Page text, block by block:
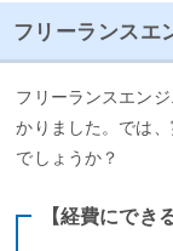
フリーランスエ
フリーランスエン
かりました。では
でしょうか？
【経費にでき